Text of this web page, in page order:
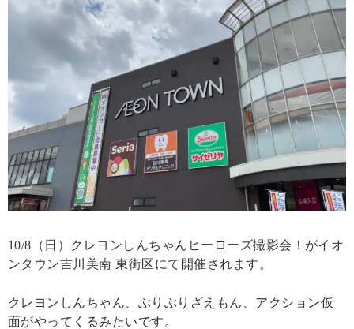
10/8（日）クレヨンしんちゃんヒーローズ撮影会！がイオ
ンタウン吉川美南 東街区にて開催されます。
クレヨンしんちゃん、ぶりぶりざえもん、アクション仮
面がやってくるみたいです。